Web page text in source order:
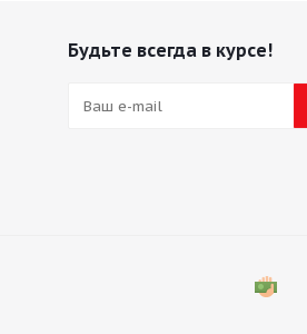
Будьте всегда в курсе!